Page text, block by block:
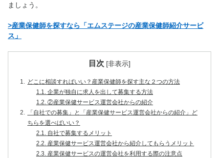
ましょう。
>産業保健師を探すなら「エムステージの産業保健師紹介サービ
ス」
目次 [非表示]
1. どこに相談すればいい？産業保健師を探す主な２つの方法
1.1. 企業が独自に求人を出して募集する方法
1.2. ②産業保健サービス運営会社からの紹介
2.
「自社での募集」と「産業保健サービス運営会社からの紹介」ど
ちらを選べばいい？
2.1. 自社で募集するメリット
2.2. 産業保健サービス運営会社から紹介してもらうメリット
2.3. 産業保健サービスの運営会社を利用する際の注意点